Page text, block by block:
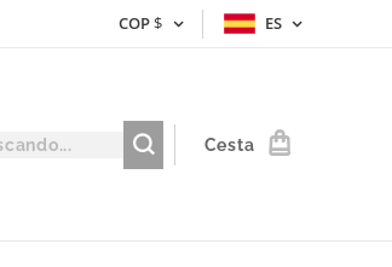
COP$ ES
Cesta